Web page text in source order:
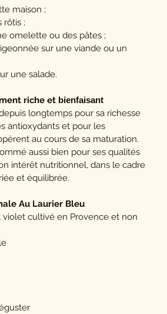
maison ;
rôtis ;
omelette ou des pâtes ;
sur une viande ou un
une salade.
riche et bienfaisant
longtemps pour sa richesse
antioxydants et pour les
au cours de sa maturation.
aussi bien pour ses qualités
intérêt nutritionnel, dans le cadre
et équilibrée.
Au Laurier Bleu
violet cultivé en Provence et non